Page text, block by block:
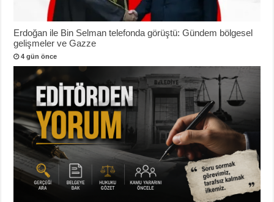
Erdoğan ile Bin Selman telefonda görüştü: Gündem bölgesel
gelişmeler ve Gazze
4 gün önce